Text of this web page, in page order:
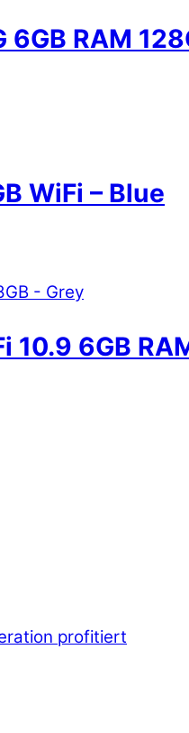
RAM
WiFi – Blue
6GB
profitiert